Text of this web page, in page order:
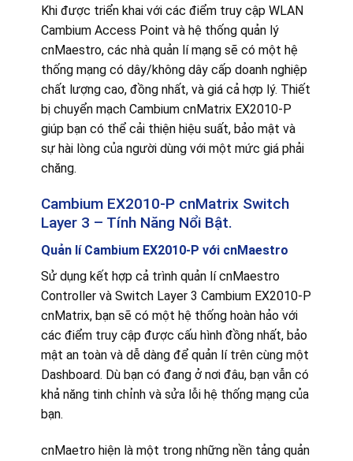
Khi được triển khai với các điểm truy cập WLAN
Cambium Access Point và hệ thống quản lý
cnMaestro, các nhà quản lí mạng sẽ có một hệ
thống mạng có dây/không dây cấp doanh nghiệp
chất lượng cao, đồng nhất, và giá cả hợp lý. Thiết
bị chuyển mạch Cambium cnMatrix EX2010-P
giúp bạn có thể cải thiện hiệu suất, bảo mật và
sự hài lòng của người dùng với một mức giá phải
chăng.
Cambium EX2010-P cnMatrix Switch
Layer 3 – Tính Năng Nổi Bật.
Quản lí Cambium EX2010-P với cnMaestro
Sử dụng kết hợp cả trình quản lí cnMaestro
Controller và Switch Layer 3 Cambium EX2010-P
cnMatrix, bạn sẽ có một hệ thống hoàn hảo với
các điểm truy cập được cấu hình đồng nhất, bảo
mật an toàn và dễ dàng để quản lí trên cùng một
Dashboard. Dù bạn có đang ở nơi đâu, bạn vẫn có
khả năng tinh chỉnh và sửa lỗi hệ thống mạng của
bạn.
cnMaetro hiện là một trong những nền tảng quản